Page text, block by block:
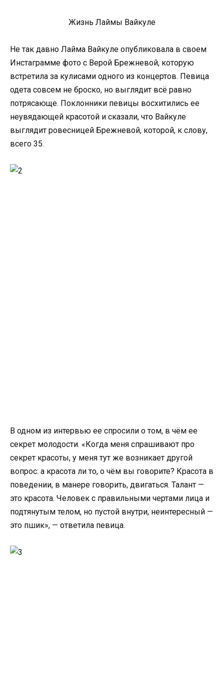
Жизнь Лаймы Вайкуле
Не так давно Лайма Вайкуле опубликовала в своем
Инстаграмме фото с Верой Брежневой, которую
встретила за кулисами одного из концертов. Певица
одета совсем не броско, но выглядит всё равно
потрясающе. Поклонники певицы восхитились ее
неувядающей красотой и сказали, что Вайкуле
выглядит ровесницей Брежневой, которой, к слову,
всего 35.
В одном из интервью ее спросили о том, в чём ее
секрет молодости. «Когда меня спрашивают про
секрет красоты, у меня тут же возникает другой
вопрос: а красота ли то, о чём вы говорите? Красота в
поведении, в манере говорить, двигаться. Талант —
это красота. Человек с правильными чертами лица и
подтянутым телом, но пустой внутри, неинтересный —
это пшик», — ответила певица.